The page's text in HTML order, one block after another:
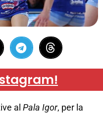
al Pala Igor, per la